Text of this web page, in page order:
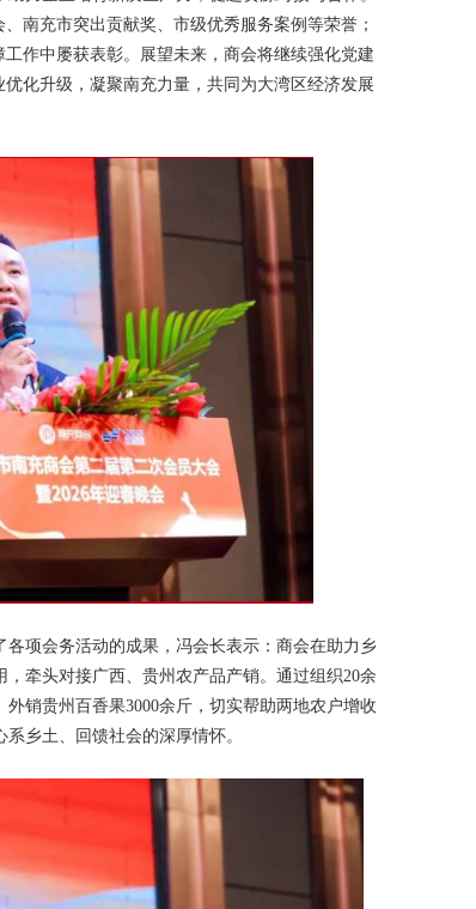
南充市突出贡献奖、市级优秀服务案例等荣誉；
作中屡获表彰。展望未来，商会将继续强化党建
化升级，凝聚南充力量，共同为大湾区经济发展
项会务活动的成果，冯会长表示：商会在助力乡
牵头对接广西、贵州农产品产销。通过组织20余
销贵州百香果3000余斤，切实帮助两地农户增收
乡土、回馈社会的深厚情怀。